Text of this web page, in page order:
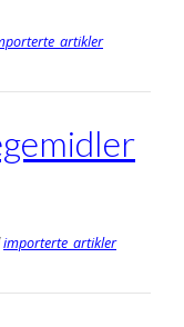
importerte_artikler